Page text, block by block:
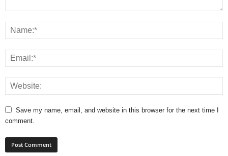
Save my name, email, and website in this browser for the next time I
comment.